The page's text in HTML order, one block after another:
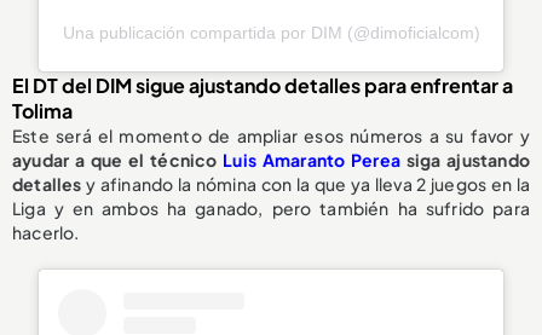
Una publicación compartida por DIM (@dimoficialcom)
El DT del DIM sigue ajustando detalles para enfrentar a
Tolima
Este será el momento de ampliar esos números a su favor y
ayudar a que el técnico Luis Amaranto Perea siga ajustando
detalles y afinando la nómina con la que ya lleva 2 juegos en la
Liga y en ambos ha ganado, pero también ha sufrido para
hacerlo.